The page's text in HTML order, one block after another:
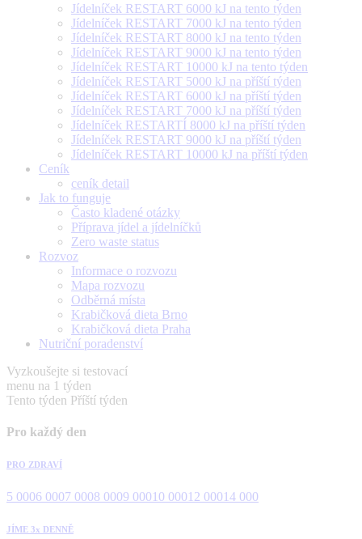
Jídelníček RESTART 6000 kJ na tento týden
Jídelníček RESTART 7000 kJ na tento týden
Jídelníček RESTART 8000 kJ na tento týden
Jídelníček RESTART 9000 kJ na tento týden
Jídelníček RESTART 10000 kJ na tento týden
Jídelníček RESTART 5000 kJ na příští týden
Jídelníček RESTART 6000 kJ na příští týden
Jídelníček RESTART 7000 kJ na příští týden
Jídelníček RESTARTÍ 8000 kJ na příští týden
Jídelníček RESTART 9000 kJ na příští týden
Jídelníček RESTART 10000 kJ na příští týden
Ceník
ceník detail
Jak to funguje
Často kladené otázky
Příprava jídel a jídelníčků
Zero waste status
Rozvoz
Informace o rozvozu
Mapa rozvozu
Odběrná místa
Krabičková dieta Brno
Krabičková dieta Praha
Nutriční poradenství
Vyzkoušejte si testovací
menu na 1 týden
Tento týden Příští týden
Pro každý den
PRO ZDRAVÍ
5 0006 0007 0008 0009 00010 00012 00014 000
JÍME 3x DENNĚ